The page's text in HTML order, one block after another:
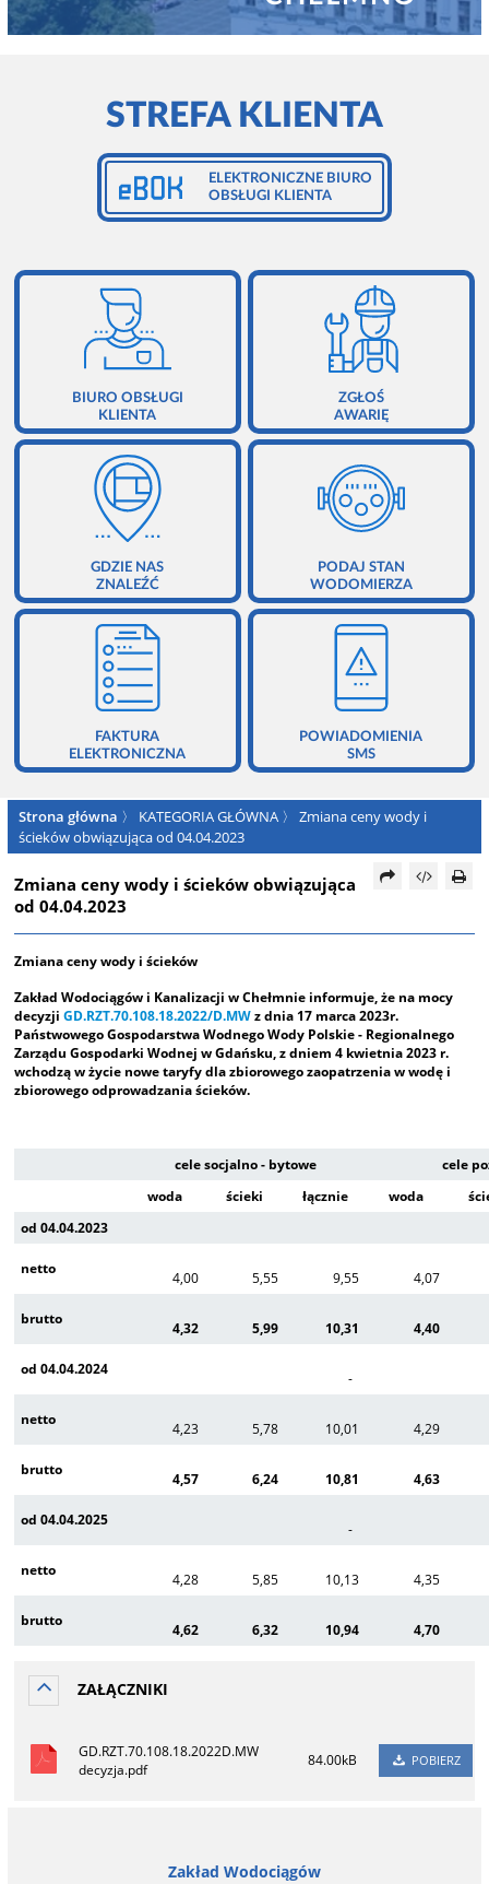
ZARZĄDZANIE NIERUCHOMOŚCIAMI
KONTAKT
REGULAMINY
POLITYKA PRYWATNOŚCI
STREFA KLIENTA
ELEKTRONICZNE BIURO
OBSŁUGI KLIENTA
BIURO OBSŁUGI
KLIENTA
ZGŁOŚ
AWARIĘ
GDZIE NAS
ZNALEŹĆ
PODAJ STAN
WODOMIERZA
FAKTURA
ELEKTRONICZNA
POWIADOMIENIA
SMS
Strona główna 〉 KATEGORIA GŁÓWNA〉 Zmiana ceny wody i
ścieków obwiązująca od 04.04.2023
Zmiana ceny wody i ścieków obwiązująca
od 04.04.2023
Zmiana ceny wody i ścieków
Zakład Wodociągów i Kanalizacji w Chełmnie informuje, że na mocy
decyzji GD.RZT.70.108.18.2022/D.MWz dnia 17 marca 2023r.
Państwowego Gospodarstwa Wodnego Wody Polskie - Regionalnego
Zarządu Gospodarki Wodnej w Gdańsku, z dniem 4 kwietnia 2023 r.
wchodzą w życie nowe taryfy dla zbiorowego zaopatrzenia w wodę i
zbiorowego odprowadzania ścieków.
cele socjalno - bytowe
cele
woda
ścieki łącznie woda
od 04.04.2023
netto
4,00 5,55 9,55 4,07
brutto
4,32 5,99 10,31 4,40
od 04.04.2024
-
netto
4,23 5,78 10,01 4,29
brutto
4,57 6,24 10,81 4,63
od 04.04.2025
-
netto
4,28 5,85 10,13 4,35
brutto
4,62 6,32 10,94 4,70
ZAŁĄCZNIKI
GD.RZT.70.108.18.2022D.MW
decyzja.pdf
84.00kB POBIERZ
Zakład Wodociągów